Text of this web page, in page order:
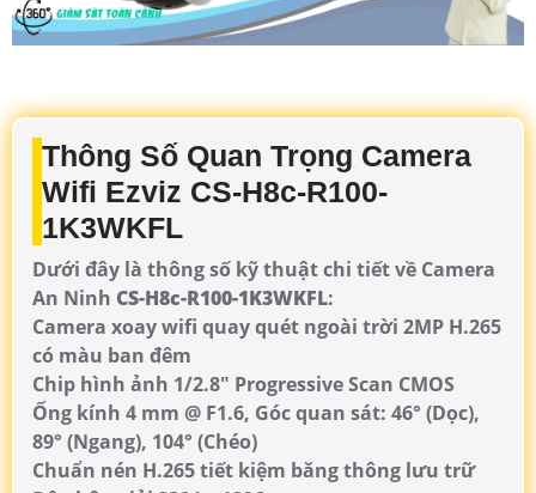
Thông Số Quan Trọng Camera
Wifi Ezviz CS-H8c-R100-
1K3WKFL
Dưới đây là thông số kỹ thuật chi tiết về Camera
An Ninh CS-H8c-R100-1K3WKFL:
Camera xoay wifi quay quét ngoài trời 2MP H.265
có màu ban đêm
Chip hình ảnh 1/2.8" Progressive Scan CMOS
Ống kính 4 mm @ F1.6, Góc quan sát: 46° (Dọc),
89° (Ngang), 104° (Chéo)
Chuẩn nén H.265 tiết kiệm băng thông lưu trữ